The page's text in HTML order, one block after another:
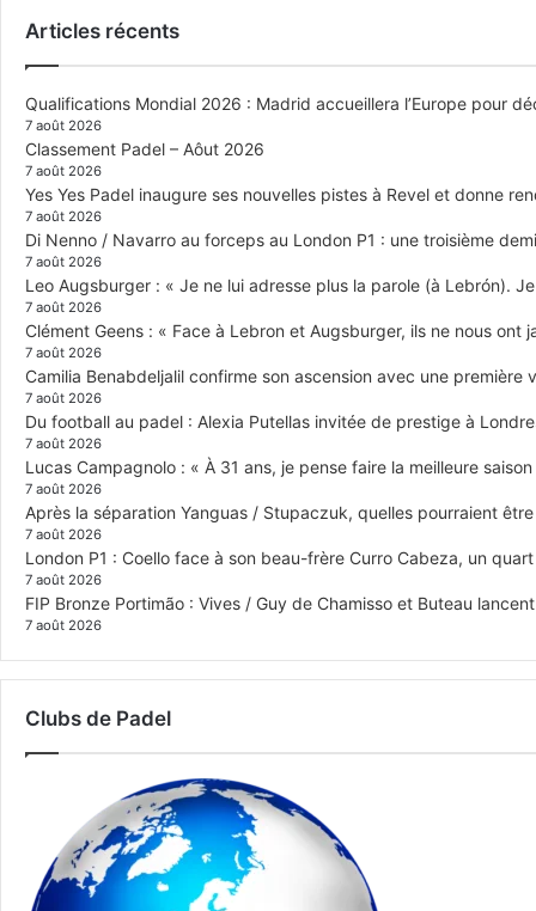
Articles récents
Qualifications Mondial 2026 : Madrid accueillera l’Europe pour
7 août 2026
Classement Padel – Aôut 2026
7 août 2026
Yes Yes Padel inaugure ses nouvelles pistes à Revel et donne
7 août 2026
Di Nenno / Navarro au forceps au London P1 : une troisième
7 août 2026
Leo Augsburger : « Je ne lui adresse plus la parole (à Lebrón).
7 août 2026
Clément Geens : « Face à Lebron et Augsburger, ils ne nous ont
7 août 2026
Camilia Benabdeljalil confirme son ascension avec une première
7 août 2026
Du football au padel : Alexia Putellas invitée de prestige à
7 août 2026
Lucas Campagnolo : « À 31 ans, je pense faire la meilleure
7 août 2026
Après la séparation Yanguas / Stupaczuk, quelles pourraient
7 août 2026
London P1 : Coello face à son beau-frère Curro Cabeza, un
7 août 2026
FIP Bronze Portimão : Vives / Guy de Chamisso et Buteau
7 août 2026
Clubs de Padel